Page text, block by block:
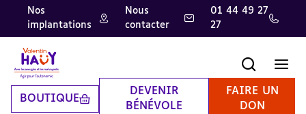
Aller
contenu
principal
Aller
pied
de
page
Aller
la
recherche
Nos
implantations
Nous
contacter
01 44 49 27
27
BOUTIQUE
DEVENIR
BÉNÉVOLE
FAIRE UN
DON